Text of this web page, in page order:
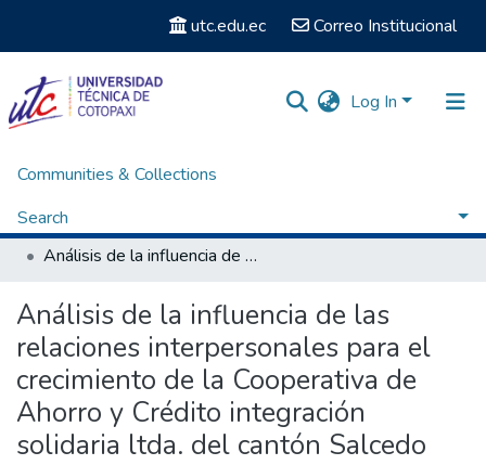
utc.edu.ec Correo Institucional
Log In
Communities & Collections
Search
Statistics
Home
Titulación - Licenciatura en Secretariado Ejecutivo
Análisis de la influencia de las relaciones interpersonales para el crecimiento de la Cooperativa de Ahorro y Crédito integración solidaria ltda. del cantón Salcedo
Análisis de la influencia de las
relaciones interpersonales para el
crecimiento de la Cooperativa de
Ahorro y Crédito integración
solidaria ltda. del cantón Salcedo